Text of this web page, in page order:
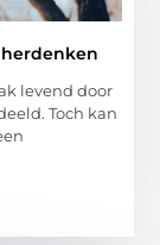
levend door
Toch kan